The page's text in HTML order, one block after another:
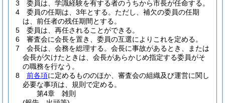
3
委員は、学識経験を有する者のうちから市長が任命する。
4
委員の任期は、3年とする。 ただし、補欠の委員の任期
は、前任者の残任期間とする。
5
委員は、再任されることができる。
6
審査会に会長を置き、委員の互選によりこれを定める。
7
会長は、会務を総理する。 会長に事故があるとき、または
会長が欠けたときは、会長があらかじめ指定する委員がそ
の職務を行なう。
8
前各項に定めるもののほか、審査会の組織及び運営に関し
必要な事項は、規則で定める。
第4章
雑則